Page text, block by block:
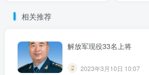
相关推荐
解放军现役33名上将
2023年3月10日 10:07